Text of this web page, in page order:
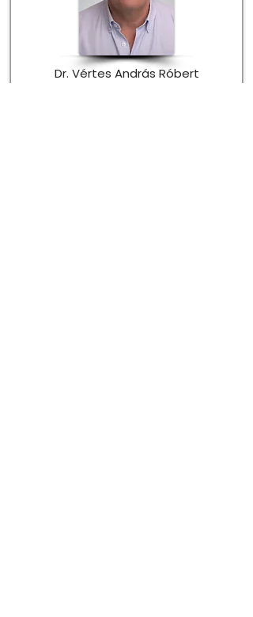
Dr. Vértes András Róbert